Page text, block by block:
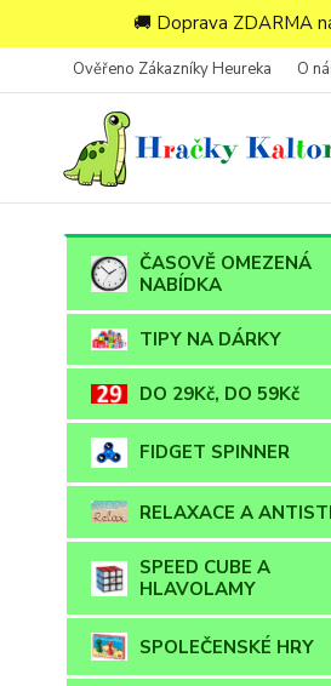
🚚 Doprava ZDARMA
Ověřeno Zákazníky Heureka O
ČASOVĚ OMEZENÁ
NABÍDKA
TIPY NA DÁRKY
DO 29Kč, DO 59Kč
FIDGET SPINNER
RELAXACE A
SPEED CUBE A
HLAVOLAMY
SPOLEČENSKÉ HRY